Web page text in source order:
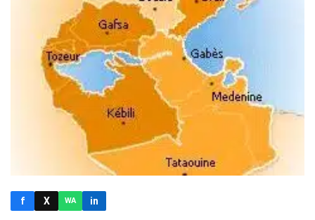
f X WA in